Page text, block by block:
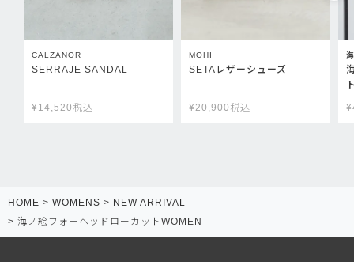
CALZANOR
SERRAJE SANDAL
¥14,520 税込
MOHI
SETAレザーシューズ
¥20,900 税込 ¥
HOME WOMENS
NEW ARRIVAL
海ノ絵フォーヘッドローカットWOMEN